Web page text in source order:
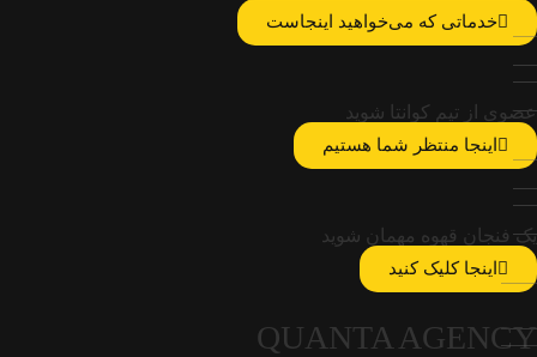
خدماتی که می‌خواهید اینجاست
عضوی از تیم کوانتا شوید
اینجا منتظر شما هستیم
یک فنجان قهوه مهمان شوید
اینجا کلیک کنید
QUANTA AGENCY